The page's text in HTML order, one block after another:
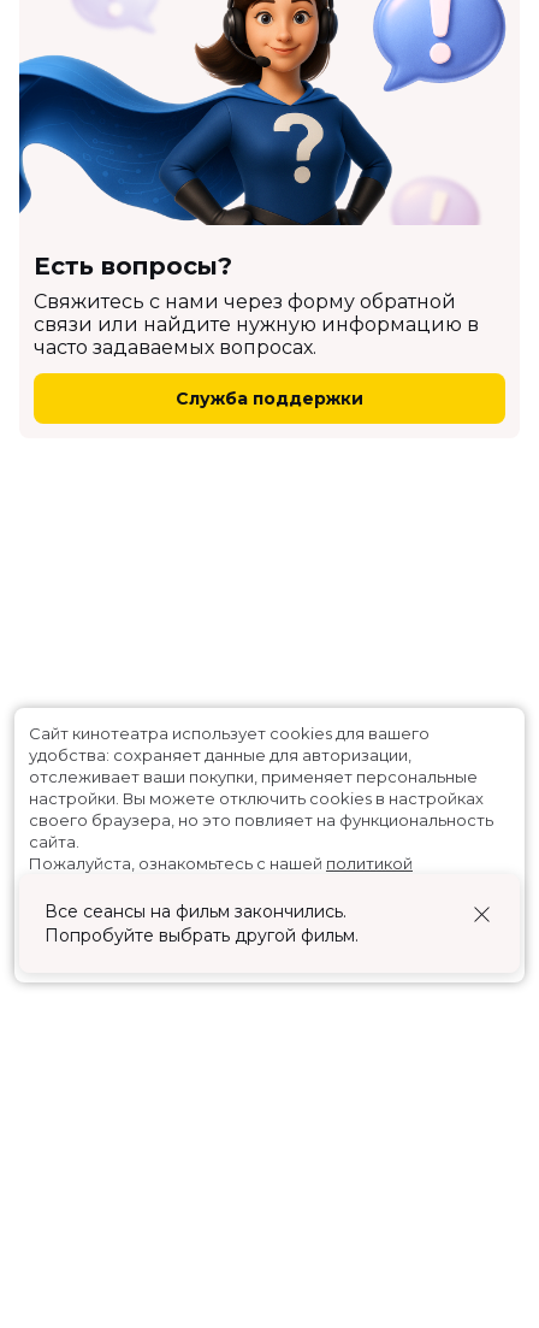
Есть вопросы?
Cвяжитесь с нами через форму обратной
связи или найдите нужную информацию в
часто задаваемых вопросах.
Служба поддержки
Все сеансы на фильм закончились.
Попробуйте выбрать другой фильм.
Сайт кинотеатра использует cookies для вашего
удобства: сохраняет данные для авторизации,
отслеживает ваши покупки, применяет персональные
настройки. Вы можете отключить cookies в настройках
своего браузера, но это повлияет на функциональность
сайта.
Пожалуйста, ознакомьтесь с нашей политикой
Принять